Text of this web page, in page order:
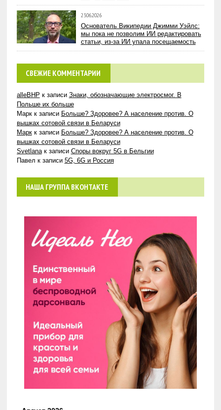
23.06.2026
Основатель Википедии Джимми Уэйлс:
мы пока не позволим ИИ редактировать
статьи, из-за ИИ упала посещаемость
СВЕЖИЕ КОММЕНТАРИИ
alleBHP к записи Знаки, обозначающие электросмог. В
Польше их больше
Маркк записи Больше? Здоровее? А население против. О
вышках сотовой связи в Беларуси
Маркк записи Больше? Здоровее? А население против. О
вышках сотовой связи в Беларуси
Svetlanaк записи Споры вокруг 5G в Бельгии
Павел к записи 5G, 6G и Россия
НАША ГРУППА ВКОНТАКТЕ